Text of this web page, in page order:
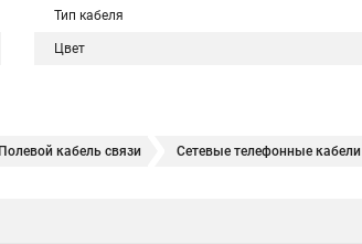
Тип кабеля
Цвет
Полевой кабель связи Сетевые телефонные кабели